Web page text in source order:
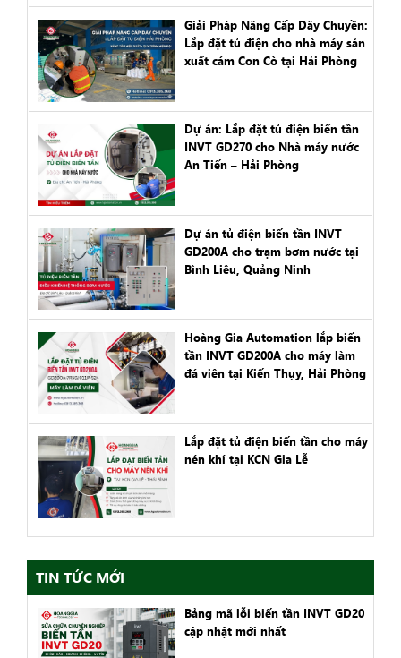
Giải Pháp Nâng Cấp Dây Chuyền:
Lắp đặt tủ điện cho nhà máy sản
xuất cám Con Cò tại Hải Phòng
Dự án: Lắp đặt tủ điện biến tần
INVT GD270 cho Nhà máy nước
An Tiến – Hải Phòng
Dự án tủ điện biến tần INVT
GD200A cho trạm bơm nước tại
Bình Liêu, Quảng Ninh
Hoàng Gia Automation lắp biến
tần INVT GD200A cho máy làm
đá viên tại Kiến Thụy, Hải Phòng
Lắp đặt tủ điện biến tần cho máy
nén khí tại KCN Gia Lễ
TIN TỨC MỚI
Bảng mã lỗi biến tần INVT GD20
cập nhật mới nhất